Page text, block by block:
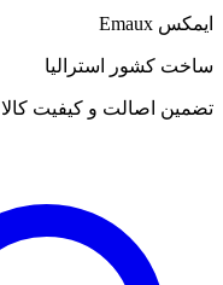
ایمکس Emaux
ساخت کشور استرالیا
تضمین اصالت و کیفیت کالا